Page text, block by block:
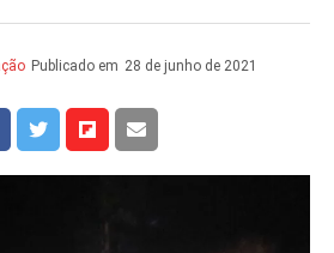
Publicado em 28 de junho de 2021